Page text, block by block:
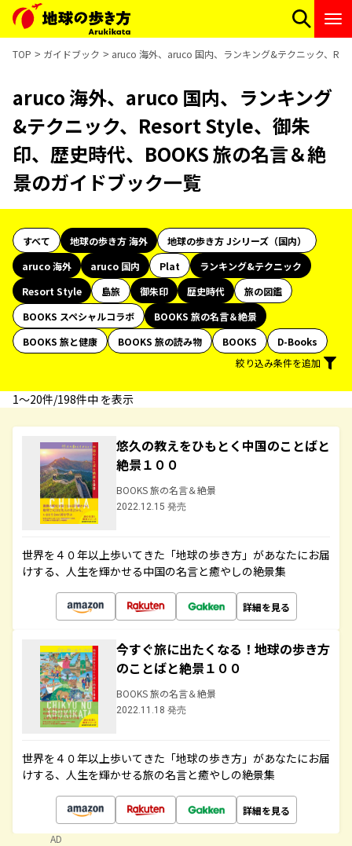
TOP ガイドブック aruco 海外、aruco 国内、ランキング&テクニック、
aruco 海外、aruco 国内、ランキング
&テクニック、Resort Style、御朱
印、歴史時代、BOOKS 旅の名言＆絶
景のガイドブック一覧
すべて 地球の歩き方 海外
地球の歩き方 Jシリーズ（国内）
aruco 海外
aruco 国内 Plat
ランキング&テクニック
Resort Style
島旅 御朱印 歴史時代
旅の図鑑
BOOKS スペシャルコラボ
BOOKS 旅の名言＆絶景
BOOKS 旅と健康
BOOKS 旅の読み物 BOOKS
D-Books
絞り込み条件を追加
1〜20件/198件中 を表示
悠久の教えをひもとく中国のことばと
絶景１００
BOOKS 旅の名言＆絶景
2022.12.15 発売
世界を４０年以上歩いてきた「地球の歩き方」があなたにお届
けする、人生を輝かせる中国の名言と癒やしの絶景集
詳細を見る
今すぐ旅に出たくなる！地球の歩き方
のことばと絶景１００
BOOKS 旅の名言＆絶景
2022.11.18 発売
世界を４０年以上歩いてきた「地球の歩き方」があなたにお届
けする、人生を輝かせる旅の名言と癒やしの絶景集
詳細を見る
AD